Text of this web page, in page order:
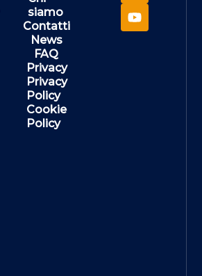
siamo
Contatti
News
FAQ
Privacy
Privacy
Policy
Cookie
Policy